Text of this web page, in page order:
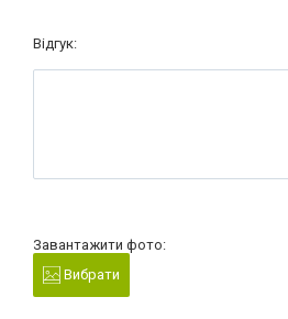
Відгук:
Завантажити фото:
Вибрати